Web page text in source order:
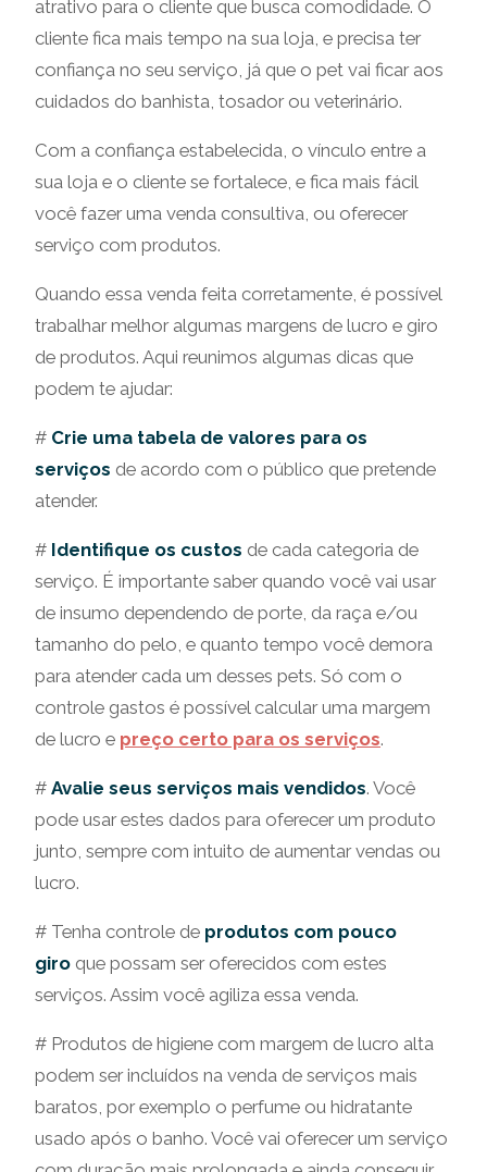
atrativo para o cliente que busca comodidade. O
cliente fica mais tempo na sua loja, e precisa ter
confiança no seu serviço, já que o pet vai ficar aos
cuidados do banhista, tosador ou veterinário.
Com a confiança estabelecida, o vínculo entre a
sua loja e o cliente se fortalece, e fica mais fácil
você fazer uma venda consultiva, ou oferecer
serviço com produtos.
Quando essa venda feita corretamente, é possível
trabalhar melhor algumas margens de lucro e giro
de produtos. Aqui reunimos algumas dicas que
podem te ajudar:
# Crie uma tabela de valores para os
serviços de acordo com o público que pretende
atender.
# Identifique os custos de cada categoria de
serviço. É importante saber quando você vai usar
de insumo dependendo de porte, da raça e/ou
tamanho do pelo, e quanto tempo você demora
para atender cada um desses pets. Só com o
controle gastos é possível calcular uma margem
de lucro e preço certo para os serviços.
# Avalie seus serviços mais vendidos. Você
pode usar estes dados para oferecer um produto
junto, sempre com intuito de aumentar vendas ou
lucro.
# Tenha controle de produtos com pouco
giro que possam ser oferecidos com estes
serviços. Assim você agiliza essa venda.
# Produtos de higiene com margem de lucro alta
podem ser incluídos na venda de serviços mais
baratos, por exemplo o perfume ou hidratante
usado após o banho. Você vai oferecer um serviço